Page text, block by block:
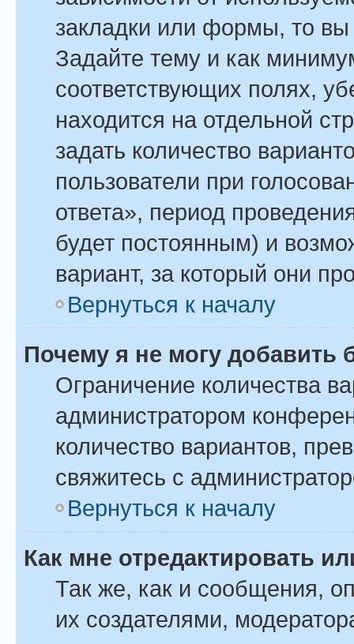
закладки или формы, то вы
Задайте тему и как
соответствующих полях,
находится на отдельной
задать количество
пользователи при
ответа», период
будет постоянным) и
вариант, за который они
Вернуться к началу
Почему я не могу добавить
Ограничение количества
администратором
количество вариантов,
свяжитесь с
Вернуться к началу
Как мне отредактировать
Так же, как и сообщения,
их создателями,